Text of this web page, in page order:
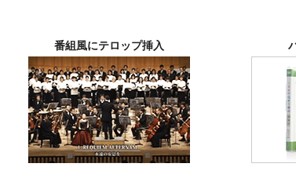
番組風にテロップ挿入